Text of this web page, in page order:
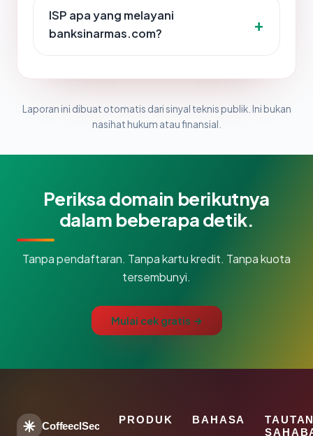
ISP apa yang melayani
banksinarmas.com?
Laporan ini dibuat otomatis dari sinyal teknis publik. Ini bukan
nasihat hukum atau finansial.
Periksa domain berikutnya
dalam beberapa detik.
Tanpa pendaftaran. Tanpa kartu kredit. Tanpa kuota
tersembunyi.
Mulai cek gratis →
CoffeeclSec
PRODUK BAHASA